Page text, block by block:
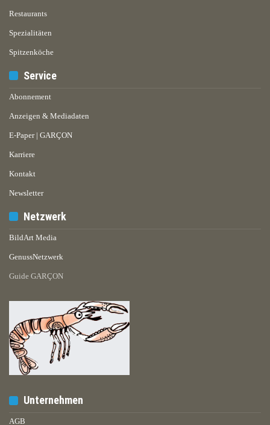
Restaurants
Spezialitäten
Spitzenköche
Service
Abonnement
Anzeigen & Mediadaten
E-Paper | GARÇON
Karriere
Kontakt
Newsletter
Netzwerk
BildArt Media
GenussNetzwerk
Guide GARÇON
Unternehmen
AGB